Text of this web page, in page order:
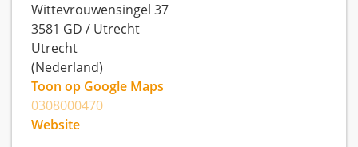
Wittevrouwensingel 37
3581 GD / Utrecht
Utrecht
(Nederland)
Toon op Google Maps
0308000470
Website